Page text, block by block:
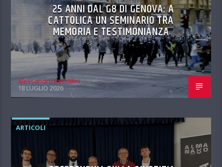
25 ANNI DAL G8 DI GENOVA: A
CATTOLICA UN SEMINARIO TRA
MEMORIA E TESTIMONIANZA
Alessandro Boccalini
18 LUGLIO 2026
ARTICOLI